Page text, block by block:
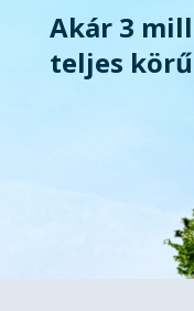
Akár 3
teljes